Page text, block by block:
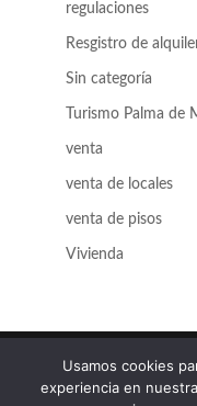
regulaciones
Resgistro de
Sin categoría
Turismo Palma de
venta
venta de locales
venta de pisos
Vivienda
© 2025 Atrio
Usamos cookies
experiencia en